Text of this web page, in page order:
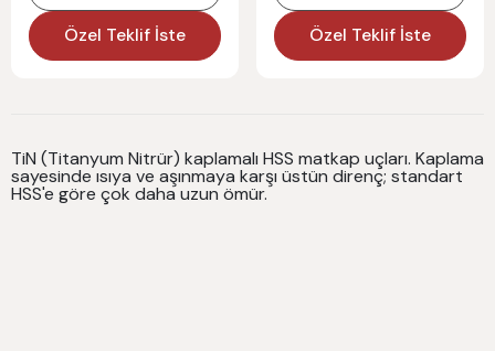
Özel Teklif İste Özel Teklif İste
TiN (Titanyum Nitrür) kaplamalı HSS matkap uçları. Kaplama
sayesinde ısıya ve aşınmaya karşı üstün direnç; standart
HSS'e göre çok daha uzun ömür.